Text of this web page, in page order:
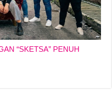
“SKETSA” PENUH